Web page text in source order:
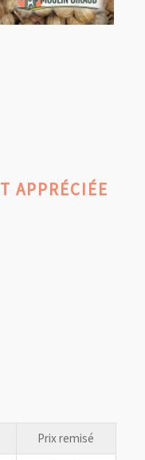
APPRÉCIÉE
Prix remisé